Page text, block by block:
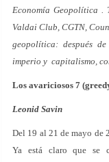
Economía Geopolítica .
Valdai Club, CGTN,
geopolítica: después
imperio y capitalismo,
Los avariciosos 7
Leonid Savin
Del 19 al 21 de mayo de
Ya está claro que se